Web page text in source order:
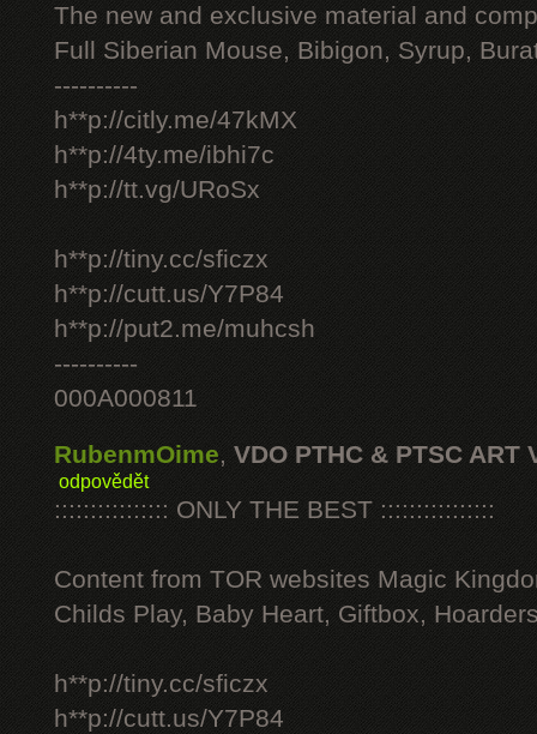
The new and exclusive material and
Full Siberian Mouse, Bibigon, Syrup,
----------
h**p://citly.me/47kMX
h**p://4ty.me/ibhi7c
h**p://tt.vg/URoSx
h**p://tiny.cc/sficzx
h**p://cutt.us/Y7P84
h**p://put2.me/muhcsh
----------
000A000811
RubenmOime, VDO PTHC & PTSC ART
odpovědět
:::::::::::::::: ONLY THE BEST ::::::::::::::::
Content from TOR websites Magic
Childs Play, Baby Heart, Giftbox,
h**p://tiny.cc/sficzx
h**p://cutt.us/Y7P84